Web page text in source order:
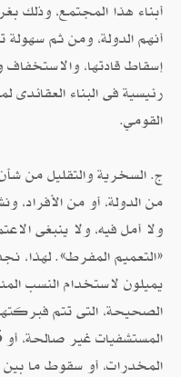
أبناء هذا المجتمع،
أنهم الدولة، ومن ثم سهولة
إسقاط قادتها،
رئيسية فى البناء العقائدى
القومي.
ج. السخرية والتقليل من شأن
من الدولة، أو من الأفراد،
ولا أمل فيه، ولا ينبغى
«التعميم المفرط». لهذا،
يميلون لاستخدام النسب